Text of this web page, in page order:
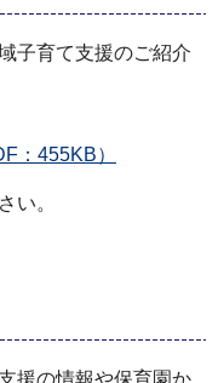
子育て支援のご紹介
：455KB）
い。
援の情報や保育園か